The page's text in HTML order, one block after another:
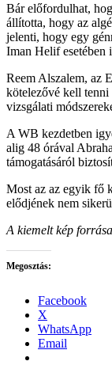
Bár előfordulhat,
állította, hogy az
jelenti, hogy egy
Iman Helif esetében
Reem Alszalem, az
kötelezővé kell tenni
vizsgálati
A WB kezdetben
alig 48 órával
támogatásáról
Most az az egyik fő
elődjének nem
A kiemelt kép
Megosztás:
Facebook
X
WhatsApp
Email